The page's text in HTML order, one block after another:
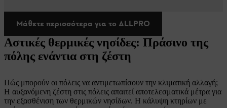
Μάθετε περισσότερα για το ALLPRO
Αστικές θερμικές νησίδες: Πράσινο της
πόλης ενάντια στη ζέστη
Πώς μπορούν οι πόλεις να αντιμετωπίσουν την κλιματική αλλαγή;
Η αυξανόμενη ζέστη στις πόλεις απαιτεί αποτελεσματικά μέτρα για
την εξασθένιση των θερμικών νησίδων. Η κάλυψη κτηρίων με